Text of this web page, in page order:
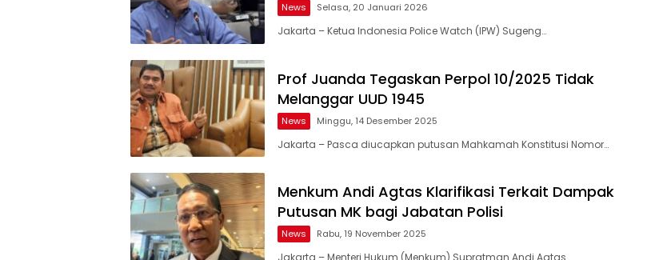
News Selasa, 20 Januari 2026
Jakarta – Ketua Indonesia Police Watch (IPW) Sugeng…
Prof Juanda Tegaskan Perpol 10/2025 Tidak
Melanggar UUD 1945
News Minggu, 14 Desember 2025
Jakarta – Pasca diucapkan putusan Mahkamah Konstitusi Nomor…
Menkum Andi Agtas Klarifikasi Terkait Dampak
Putusan MK bagi Jabatan Polisi
News Rabu, 19 November 2025
Jakarta – Menteri Hukum (Menkum) Supratman Andi Agtas…